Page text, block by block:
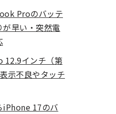
Proのバッテ
早い・突然電
12.9インチ（第
示不良やタッチ
iPhone 17のバ